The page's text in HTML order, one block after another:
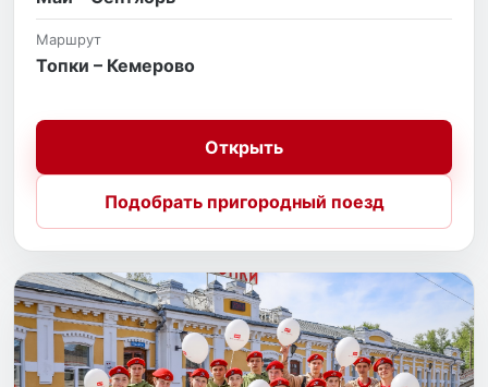
Маршрут
Топки – Кемерово
Открыть
Подобрать пригородный поезд